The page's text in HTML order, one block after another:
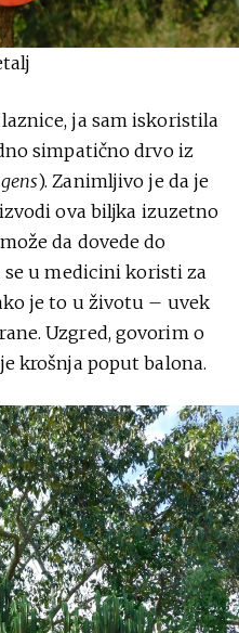
ja sam iskoristila
simpatično drvo iz
). Zanimljivo je da je
ova biljka izuzetno
da dovede do
u medicini koristi za
je to u životu – uvek
Uzgred, govorim o
krošnja poput balona.